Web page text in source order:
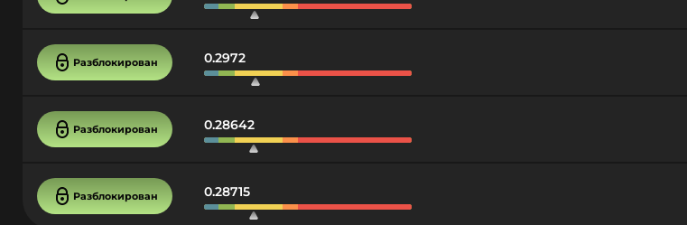
Разблокирован 0.2972
Разблокирован 0.28642
Разблокирован 0.28715